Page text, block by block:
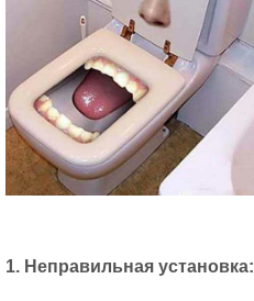
1. Неправильная установка: